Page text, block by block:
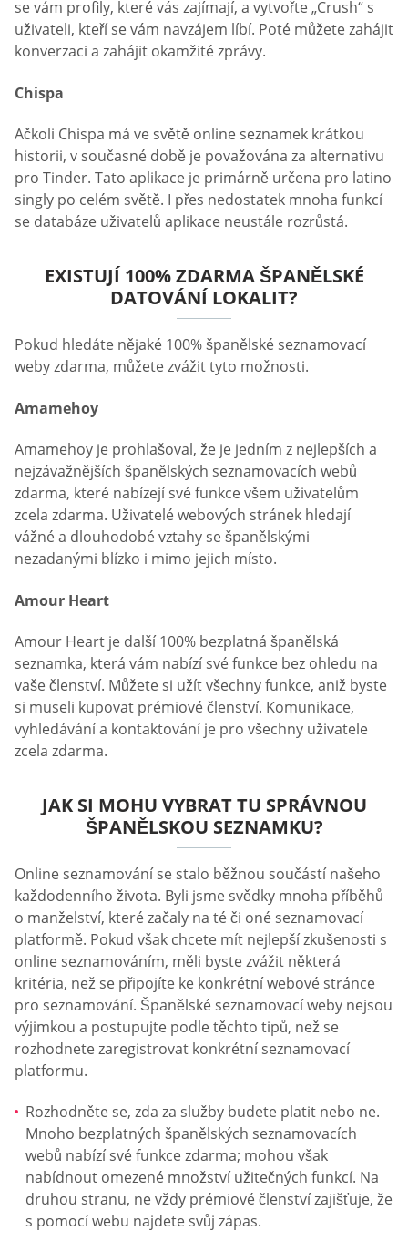
se vám profily, které vás zajímají, a vytvořte „Crush“ s
uživateli, kteří se vám navzájem líbí. Poté můžete zahájit
konverzaci a zahájit okamžité zprávy.
Chispa
Ačkoli Chispa má ve světě online seznamek krátkou
historii, v současné době je považována za alternativu
pro Tinder. Tato aplikace je primárně určena pro latino
singly po celém světě. I přes nedostatek mnoha funkcí
se databáze uživatelů aplikace neustále rozrůstá.
EXISTUJÍ 100% ZDARMA ŠPANĚLSKÉ
DATOVÁNÍ LOKALIT?
Pokud hledáte nějaké 100% španělské seznamovací
weby zdarma, můžete zvážit tyto možnosti.
Amamehoy
Amamehoy je prohlašoval, že je jedním z nejlepších a
nejzávažnějších španělských seznamovacích webů
zdarma, které nabízejí své funkce všem uživatelům
zcela zdarma. Uživatelé webových stránek hledají
vážné a dlouhodobé vztahy se španělskými
nezadanými blízko i mimo jejich místo.
Amour Heart
Amour Heart je další 100% bezplatná španělská
seznamka, která vám nabízí své funkce bez ohledu na
vaše členství. Můžete si užít všechny funkce, aniž byste
si museli kupovat prémiové členství. Komunikace,
vyhledávání a kontaktování je pro všechny uživatele
zcela zdarma.
JAK SI MOHU VYBRAT TU SPRÁVNOU
ŠPANĚLSKOU SEZNAMKU?
Online seznamování se stalo běžnou součástí našeho
každodenního života. Byli jsme svědky mnoha příběhů
o manželství, které začaly na té či oné seznamovací
platformě. Pokud však chcete mít nejlepší zkušenosti s
online seznamováním, měli byste zvážit některá
kritéria, než se připojíte ke konkrétní webové stránce
pro seznamování. Španělské seznamovací weby nejsou
výjimkou a postupujte podle těchto tipů, než se
rozhodnete zaregistrovat konkrétní seznamovací
platformu.
Rozhodněte se, zda za služby budete platit nebo ne.
Mnoho bezplatných španělských seznamovacích
webů nabízí své funkce zdarma; mohou však
nabídnout omezené množství užitečných funkcí. Na
druhou stranu, ne vždy prémiové členství zajišťuje, že
s pomocí webu najdete svůj zápas.